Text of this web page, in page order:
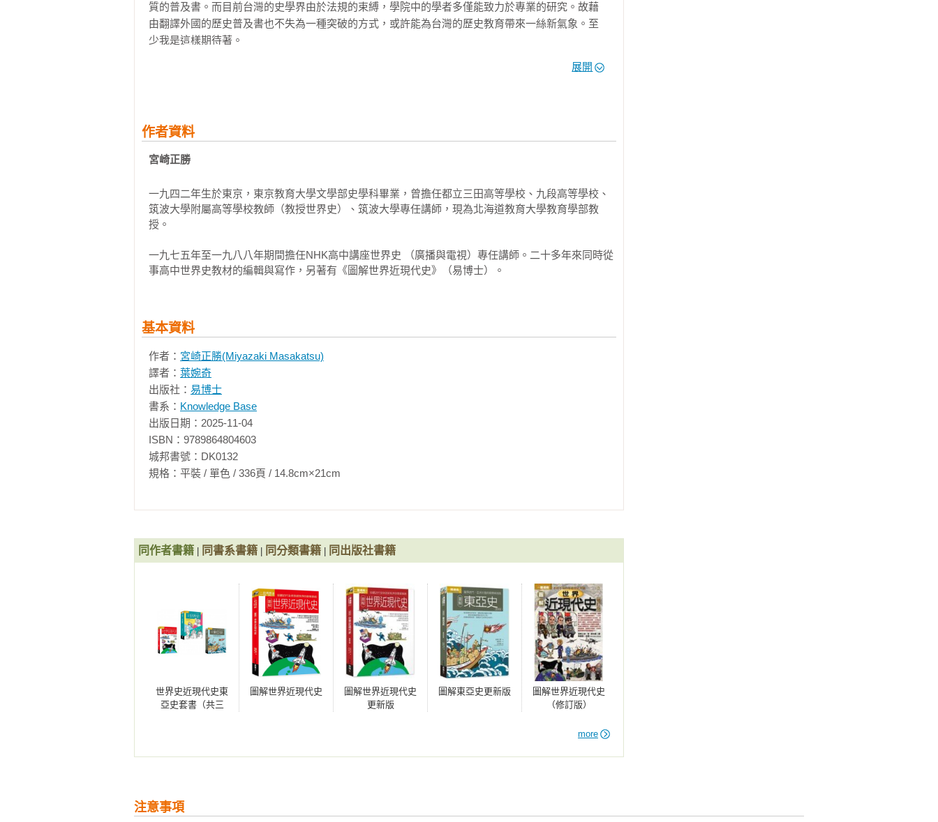
質的普及書。而目前台灣的史學界由於法規的束縛，學院中的學者多僅能致力於專業的研究。故藉
由翻譯外國的歷史普及書也不失為一種突破的方式，或許能為台灣的歷史教育帶來一絲新氣象。至
少我是這樣期待著。
本書作者宮崎正勝教授任教於日本北海道教育大學，是日本的師範體系出身，長期從事歷史教育與
量多。日本歷普書的發達與專業，是台灣文化界要迎頭趕上的。我也希望將來有更多的日文歷普書
能在台灣翻譯出版。
究中心」若干行政與研究工作，故也積極推動台灣的東亞史研究。東亞史一詞及其概念源自日本。
自十九世紀後期起，有一些日本有志之士在面對西方帝國主義時，不只思考日本的命運，也一併思
及中國及其周邊地域，於是有「東洋」與「東亞」概念的形成。在前近代，中國及其周邊地區，尤
有別於其他「歷史世界」，如伊斯蘭世界、基督教世界等。遺憾的是，日本的軍國主義者利用「東
亞」概念發動侵略戰爭，使二次大戰期間，東亞地區生靈塗炭。這也使得「東亞」一詞在戰後的某
在戰後的新時代，隨著全球化的發展，「世界史」的呼聲高漲。誠然，未來的歷史教育是以世界史
為主軸。然而，也如戰後東亞史研究的奠基者日本東京大學名譽教授西嶋定生所說，我們要將國家
的歷史放入世界史的視野中，但前近代的世界是複數的世界，各有其發展的法則。而中國與日本是
屬於「東亞世界」。也在這些東亞史先驅的努力下，戰後日本的中國史研究，相較於其他學術社
群，更重視東亞的整體觀點。但我要提醒讀者的，東亞做為歷史學的概念，其空間範疇為何，自可
因不同的研究目的而有不同的定義。如有些學者在談「東亞民主」時，此東亞可能包括印度。而日
本的東亞史之東亞，通常是指中國及其周邊的農業地區，主要包括日本、韓國與越南。
我也強調東亞的視野與方法。十九世紀以來，歷史學的主流是國別史，如中國史、日本史、法國史
等。但「民族（國家）」(nation)卻是一個起源於西歐的近代事物。如果我們僅以國家的框架去思考
學源於中國，但在歷史上，其發展的範圍並不以中國為限。歷史上沒有「中國儒學」的概念。又如
些國家影響深刻。過去的中國史研究少談東亞海域，即是受限於國別史的視野。
場上，考察東亞歷史。即作者自序所說的「以『中國世界』為中心的東亞歷史。」故本書的重點置
於中國的政治、社會與文化發展如何與周邊地區互動。我想這個層面是過去教科書少著墨，而台灣
讀者應該重視與感興趣的。過去台灣的中國史研究太強調中國做為一個自我完成的體系，其實中國
的各種政治運動與社會經濟發展經常猶如波心，震盪及於日、韓等國。另一方面，中國周邊的歷史
躍動，也屢屢撼動自以為不動的「天朝」。
在歷史學說競逐的今天，不可能有一本歷史專書代表史學界的共識。本書所言雖然許多地方仁智互
見，但多有所依據。而且像這樣「圖解」的書，方便閱讀與思考，必定是將來各類知識普及書的趨
展開
作者資料
宮崎正勝
一九四二年生於東京，東京教育大學文學部史學科畢業，曾擔任都立三田高等學校、九段高等學校、
筑波大學附屬高等學校教師（教授世界史）、筑波大學專任講師，現為北海道教育大學教育學部教
授。
一九七五年至一九八八年期間擔任NHK高中講座世界史 （廣播與電視）專任講師。二十多年來同時從
事高中世界史教材的編輯與寫作，另著有《圖解世界近現代史》（易博士）。
基本資料
作者： 宮崎正勝(Miyazaki Masakatsu)
譯者： 葉婉奇
出版社： 易博士
書系： Knowledge Base
出版日期：2025-11-04
ISBN：9789864804603
城邦書號：DK0132
規格：平裝 / 單色 / 336頁 / 14.8cm×21cm
同作者書籍 同書系書籍 同分類書籍 同出版社書籍
世界史近現代史東
亞史套書（共三
圖解世界近現代史
圖解世界近現代史
更新版
圖解東亞史更新版
圖解世界近現代史
（修訂版）
more
注意事項